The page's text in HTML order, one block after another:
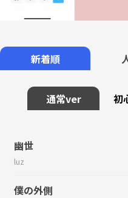
新着順
通常ver 初
幽世
luz
僕の外側